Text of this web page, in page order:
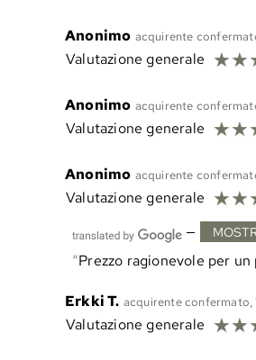
Anonimo acquirente
Valutazione generale ☆☆
Anonimo acquirente
Valutazione generale ☆☆
Anonimo acquirente
Valutazione generale ☆☆
—
Prezzo ragionevole per
Erkki T. acquirente confermato,
Valutazione generale ☆☆